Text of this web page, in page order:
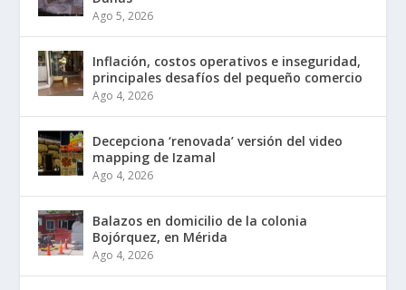
Ago 5, 2026
Inflación, costos operativos e inseguridad,
principales desafíos del pequeño comercio
Ago 4, 2026
Decepciona ‘renovada’ versión del video
mapping de Izamal
Ago 4, 2026
Balazos en domicilio de la colonia
Bojórquez, en Mérida
Ago 4, 2026